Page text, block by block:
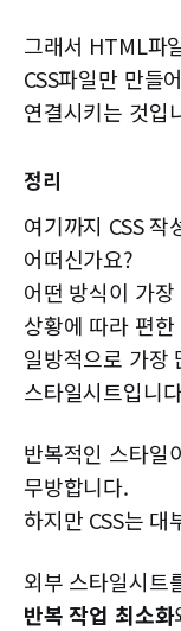
그래서 HTML파
CSS파일만 만들
연결시키는 것입
정리
여기까지 CSS
어떠신가요?
어떤 방식이 가
상황에 따라 편
일방적으로 가장
스타일시트입니
반복적인 스타일
무방합니다.
하지만 CSS는
외부 스타일시트
반복 작업 최소화